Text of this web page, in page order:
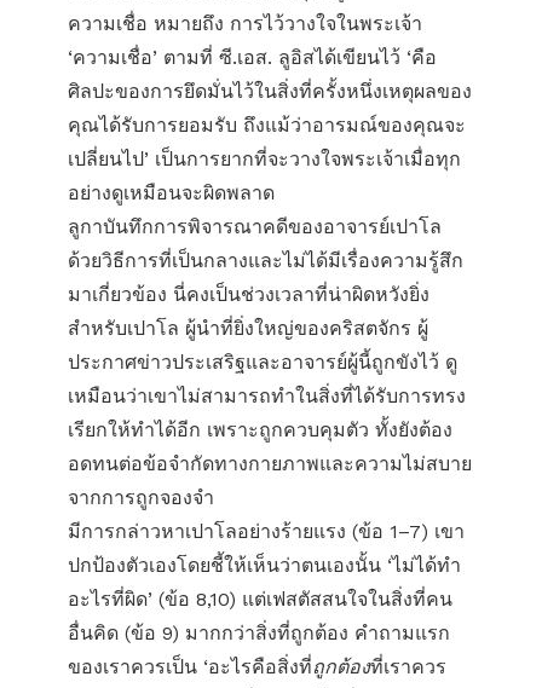
ความเชื่อ หมายถึง การไว้วางใจในพระเจ้า
‘ความเชื่อ’ ตามที่ ซี.เอส. ลูอิสได้เขียนไว้ ‘คือ
ศิลปะของการยึดมั่นไว้ในสิ่งที่ครั้งหนึ่งเหตุผลของ
คุณได้รับการยอมรับ ถึงแม้ว่าอารมณ์ของคุณจะ
เปลี่ยนไป’ เป็นการยากที่จะวางใจพระเจ้าเมื่อทุก
อย่างดูเหมือนจะผิดพลาด
ลูกาบันทึกการพิจารณาคดีของอาจารย์เปาโล
ด้วยวิธีการที่เป็นกลางและไม่ได้มีเรื่องความรู้สึก
มาเกี่ยวข้อง นี่คงเป็นช่วงเวลาที่น่าผิดหวังยิ่ง
สำหรับเปาโล ผู้นำที่ยิ่งใหญ่ของคริสตจักร ผู้
ประกาศข่าวประเสริฐและอาจารย์ผู้นี้ถูกขังไว้ ดู
เหมือนว่าเขาไม่สามารถทำในสิ่งที่ได้รับการทรง
เรียกให้ทำได้อีก เพราะถูกควบคุมตัว ทั้งยังต้อง
อดทนต่อข้อจำกัดทางกายภาพและความไม่สบาย
จากการถูกจองจำ
มีการกล่าวหาเปาโลอย่างร้ายแรง (ข้อ 1–7) เขา
ปกป้องตัวเองโดยชี้ให้เห็นว่าตนเองนั้น ‘ไม่ได้ทำ
อะไรที่ผิด’ (ข้อ 8,10) แต่เฟสตัสสนใจในสิ่งที่คน
อื่นคิด (ข้อ 9) มากกว่าสิ่งที่ถูกต้อง คำถามแรก
ของเราควรเป็น ‘อะไรคือสิ่งที่ถูกต้องที่เราควร